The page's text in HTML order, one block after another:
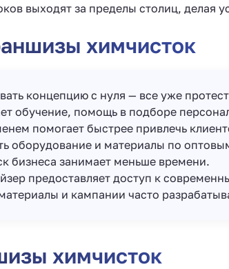
выходят за пределы столиц, делая
химчисток
концепцию с нуля — все уже
обучение, помощь в подборе
помогает быстрее привлечь
оборудование и материалы по
бизнеса занимает меньше времени.
предоставляет доступ к
и кампании часто
химчисток